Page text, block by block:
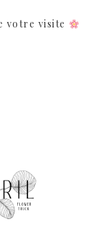
votre visite